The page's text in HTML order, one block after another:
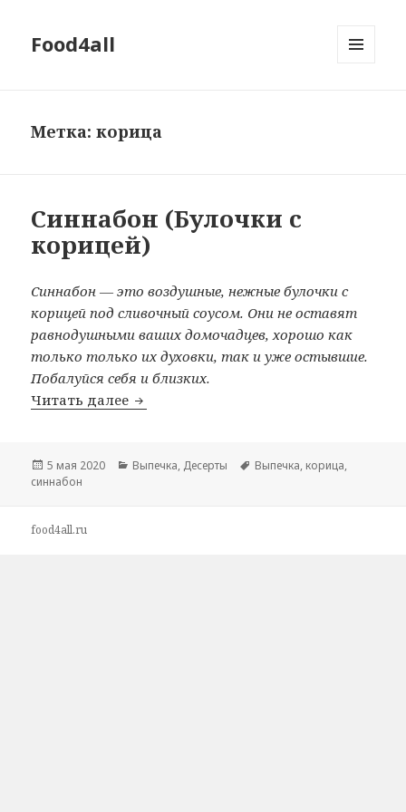
Food4all
Метка: корица
Синнабон (Булочки с
корицей)
Синнабон — это воздушные, нежные булочки с
корицей под сливочный соусом. Они не оставят
равнодушными ваших домочадцев, хорошо как
только только их духовки, так и уже остывшие.
Побалуйся себя и близких.
Читать далее Синнабон (Булочки с корицей)
Опубликовано
5 мая 2020 Рубрики
Выпечка, Десерты Метки
Выпечка, корица,
синнабон